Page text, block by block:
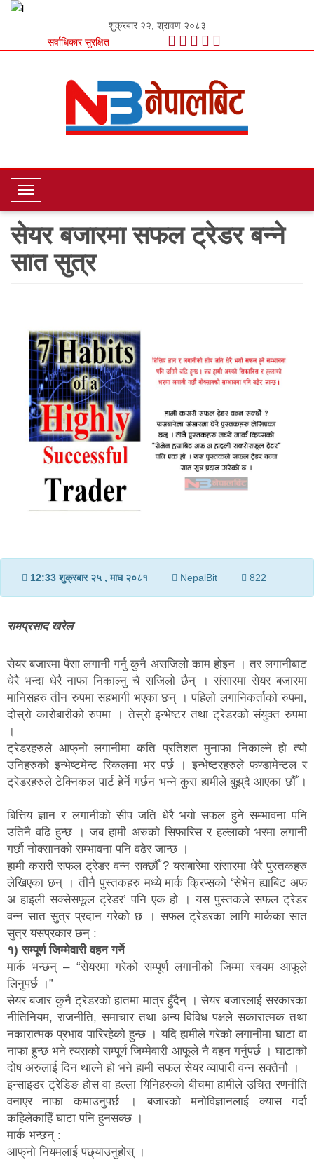
शुक्रबार २२, श्रावण २०८३
सर्वाधिकार सुरक्षित
T
o
g
g
l
g
a
o
n
सेयर बजारमा सफल ट्रेडर बन्ने
सात सुत्र
12:33 शुक्रबार २५ , माघ २०८१ NepalBit 822
रामप्रसाद खरेल
सेयर बजारमा पैसा लगानी गर्नु कुनै असजिलो काम होइन । तर लगानीबाट
धेरै भन्दा धेरै नाफा निकाल्नु चै सजिलो छैन् । संसारमा सेयर बजारमा
मानिसहरु तीन रुपमा सहभागी भएका छन् । पहिलो लगानिकर्ताको रुपमा,
दोस्रो कारोबारीको रुपमा । तेस्रो इन्भेष्टर तथा ट्रेडरको संयुक्त रुपमा
।
ट्रेडरहरुले आफ्‌नो लगानीमा कति प्रतिशत मुनाफा निकाल्ने हो त्यो
उनिहरुको इन्भेष्टमेन्ट स्किलमा भर पर्छ । इन्भेष्टरहरुले फण्डामेन्टल र
ट्रेडरहरुले टेक्निकल पार्ट हेर्ने गर्छन भन्ने कुरा हामीले बुझ्‌दै आएका छौँ ।
बित्तिय ज्ञान र लगानीको सीप जति धेरै भयो सफल हुने सम्भावना पनि
उतिनै वढि हुन्छ । जब हामी अरुको सिफारिस र हल्लाको भरमा लगानी
गर्छौ नोक्सानको सम्भावना पनि वढेर जान्छ ।
हामी कसरी सफल ट्रेडर वन्न सक्छौँ ? यसबारेमा संसारमा धेरै पुस्तकहरु
लेखिएका छन् । तीनै पुस्तकहरु मध्ये मार्क क्रिप्सको ‘सेभेन ह्याबिट अफ
अ हाइली सक्सेसफूल ट्रेडर’ पनि एक हो । यस पुस्तकले सफल ट्रेडर
वन्न सात सुत्र प्रदान गरेको छ । सफल ट्रेडरका लागि मार्कका सात
सुत्र यसप्रकार छन् :
१) सम्पूर्ण जिम्मेवारी वहन गर्ने
मार्क भन्छन् – “सेयरमा गरेको सम्पूर्ण लगानीको जिम्मा स्वयम आफूले
लिनुपर्छ ।”
सेयर बजार कुनै ट्रेडरको हातमा मात्र हुँदैन् । सेयर बजारलाई सरकारका
नीतिनियम, राजनीति, समाचार तथा अन्य विविध पक्षले सकारात्मक तथा
नकारात्मक प्रभाव पारिरहेको हुन्छ । यदि हामीले गरेको लगानीमा घाटा वा
नाफा हुन्छ भने त्यसको सम्पूर्ण जिम्मेवारी आफूले नै वहन गर्नुपर्छ । घाटाको
दोष अरुलाई दिन थाल्ने हो भने हामी सफल सेयर व्यापारी वन्न सक्तैनौ ।
इन्साइडर ट्रेडिङ होस वा हल्ला यिनिहरुको बीचमा हामीले उचित रणनीति
वनाएर नाफा कमाउनुपर्छ । बजारको मनोविज्ञानलाई क्यास गर्दा
कहिलेकाहिँ घाटा पनि हुनसक्छ ।
मार्क भन्छन् :
आफ्‌नो नियमलाई पछ्याउनुहोस् ।